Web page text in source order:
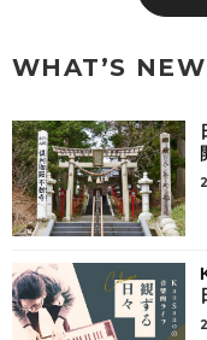
WHAT’S NEW